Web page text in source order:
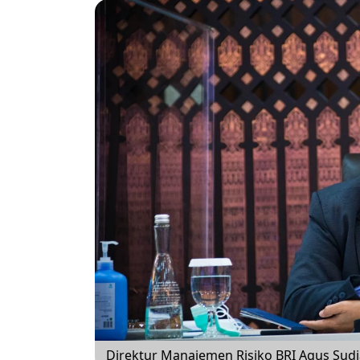
Direktur Manajemen Risiko BRI Agus